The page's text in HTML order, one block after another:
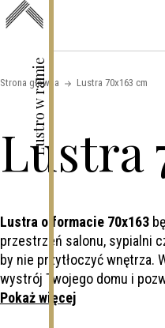
Lustro w ramie
Skip to content
Strona główna Lustra 70x163 cm
Lustra
Lustra o formacie 70x163
przestrzeń salonu, sypialni
by nie przytłoczyć wnętrza.
wystrój Twojego domu i
Pokaż więcej